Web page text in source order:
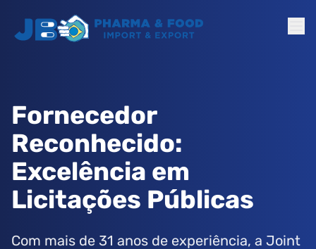
Fornecedor
Reconhecido:
Excelência em
Licitações Públicas
Com mais de 31 anos de experiência, a Joint